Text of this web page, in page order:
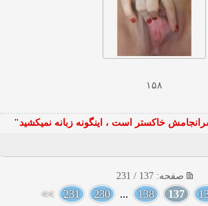
۱۵۸
خاكستر است ، اينگونه زبانه نميكشيد"
صفحه: 137 / 231
137
138
...
230
231
>>